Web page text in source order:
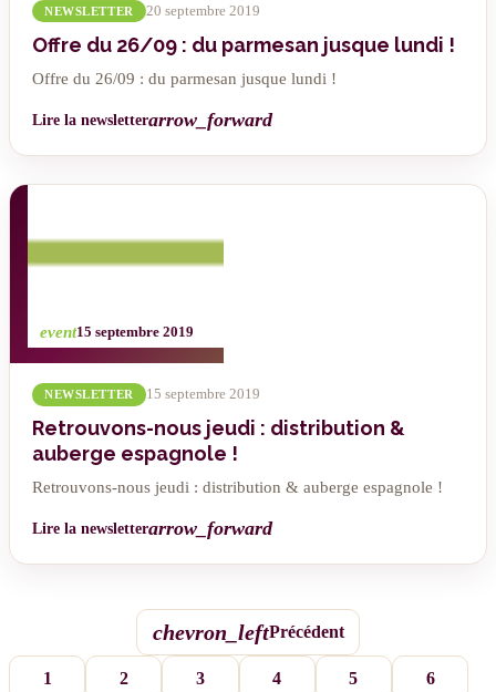
NEWSLETTER 20 septembre 2019
Offre du 26/09 : du parmesan jusque lundi !
Offre du 26/09 : du parmesan jusque lundi !
Lire la newsletterarrow_forward
event15 septembre 2019
NEWSLETTER 15 septembre 2019
Retrouvons-nous jeudi : distribution &
auberge espagnole !
Retrouvons-nous jeudi : distribution & auberge espagnole !
Lire la newsletterarrow_forward
chevron_leftPrécédent
1 2 3 4 5 6